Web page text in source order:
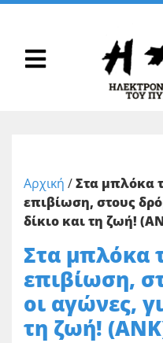
Αρχική /Στα μπλόκα
επιβίωση, στους
δίκιο και τη ζωή!
Στα μπλόκα
επιβίωση,
οι αγώνες,
τη ζωή!